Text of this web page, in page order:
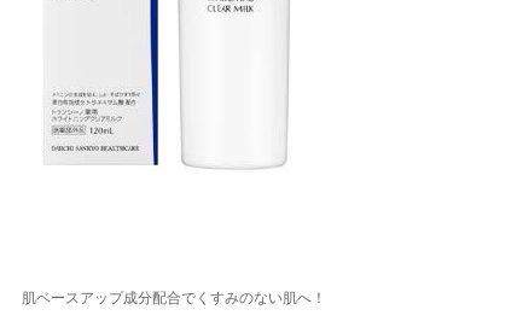
肌ベースアップ成分配合でくすみのない肌へ！